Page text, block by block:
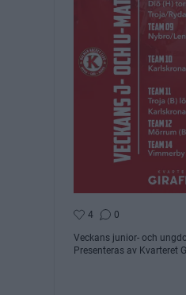
4 0
Veckans junior- och
Presenteras av Kvarteret